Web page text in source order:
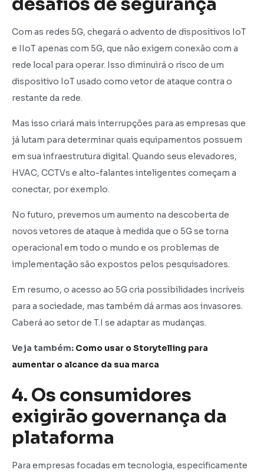
Com as redes 5G, chegará o advento de dispositivos IoT
e IIoT apenas com 5G, que não exigem conexão com a
rede local para operar. Isso diminuirá o risco de um
dispositivo IoT usado como vetor de ataque contra o
restante da rede.
Mas isso criará mais interrupções para as empresas que
já lutam para determinar quais equipamentos possuem
em sua infraestrutura digital. Quando seus elevadores,
HVAC, CCTVs e alto-falantes inteligentes começam a
conectar, por exemplo.
No futuro, prevemos um aumento na descoberta de
novos vetores de ataque à medida que o 5G se torna
operacional em todo o mundo e os problemas de
implementação são expostos pelos pesquisadores.
Em resumo, o acesso ao 5G cria possibilidades incríveis
para a sociedade, mas também dá armas aos invasores.
Caberá ao setor de T.I se adaptar as mudanças.
Veja também: Como usar o Storytelling para
aumentar o alcance da sua marca
4. Os consumidores
exigirão governança da
plataforma
Para empresas focadas em tecnologia, especificamente